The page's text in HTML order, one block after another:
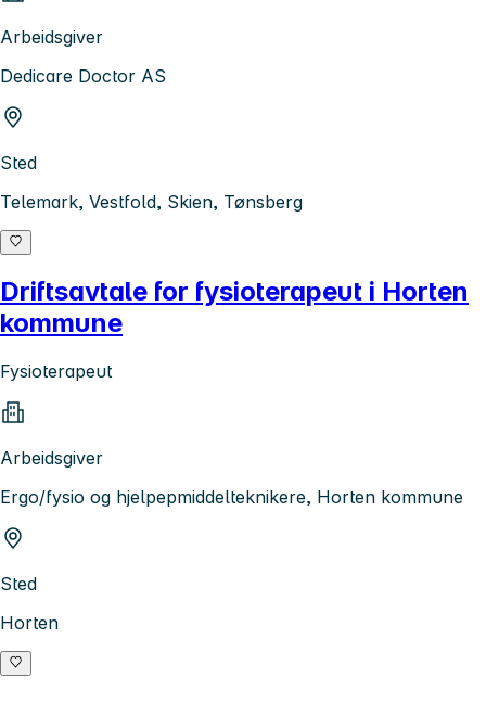
Arbeidsgiver
Dedicare Doctor AS
Sted
Telemark, Vestfold, Skien, Tønsberg
Driftsavtale for fysioterapeut i Horten
kommune
Fysioterapeut
Arbeidsgiver
Ergo/fysio og hjelpepmiddelteknikere, Horten kommune
Sted
Horten